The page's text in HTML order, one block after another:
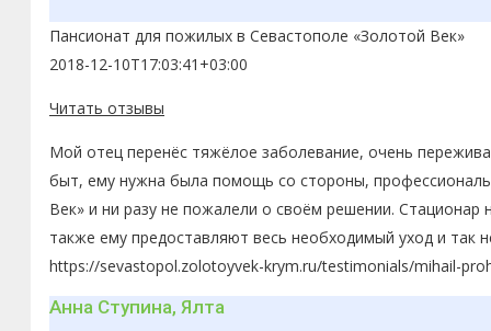
Пансионат для пожилых в Севастополе «Золотой Век»
2018-12-10T17:03:41+03:00
Читать отзывы
Мой отец перенёс тяжёлое заболевание, очень
быт, ему нужна была помощь со стороны,
Век» и ни разу не пожалели о своём решении.
также ему предоставляют весь необходимый уход и так
https://sevastopol.zolotoyvek-krym.ru/testimonials/mihail-
Анна Ступина, Ялта